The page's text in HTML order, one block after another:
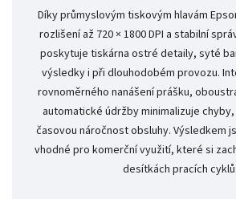
Díky průmyslovým tiskovým hlavám
rozlišení až 720 × 1800 DPI a stabilní
poskytuje tiskárna ostré detaily, syté
výsledky i při dlouhodobém provozu.
rovnoměrného nanášení prášku,
automatické údržby minimalizuje
časovou náročnost obsluhy. Výsledkem
vhodné pro komerční využití, které si
desítkách pracích cyklů.